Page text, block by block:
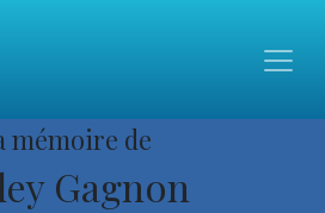
mémoire de
Gagnon